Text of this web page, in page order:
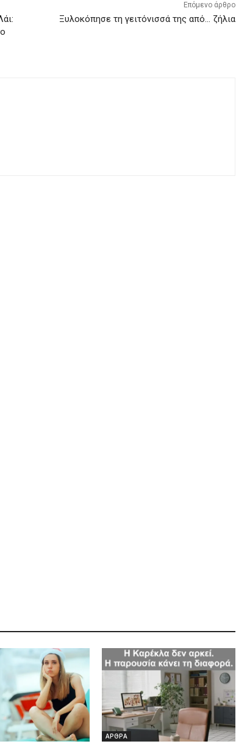
Επόμενο άρθρο
Ξυλοκόπησε τη γειτόνισσά της από… ζήλια
ΑΡΘΡΑ